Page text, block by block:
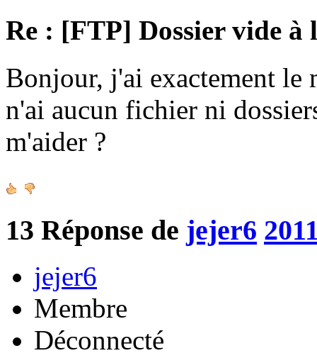
Re : [FTP] Dossier vide à
Bonjour, j'ai exactement le
n'ai aucun fichier ni
m'aider ?
13 Réponse de jejer6
jejer6
Membre
Déconnecté